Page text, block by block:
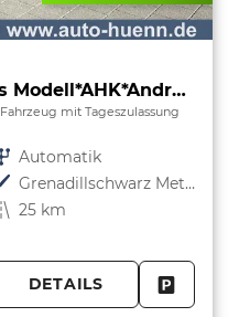
LIFE 1.5 eTSI DSG Neues Modell*AHK*Android Auto*SHZ*ACC*Kamera*5J Garantie*Klimaauto*
Fahrzeug mit Tageszulassung
Getriebe Automatik
Außenfarbe
Grenadillschwarz Metallic
Kilometerstand 25 km
DETAILS